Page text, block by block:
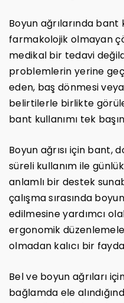
Boyun ağrılarında bant
farmakolojik olmayan
medikal bir tedavi
problemlerin yerine
eden, baş dönmesi
belirtilerle birlikte
bant kullanımı tek
Boyun ağrısı için bant,
süreli kullanım ile
anlamlı bir destek
çalışma sırasında
edilmesine yardımcı
ergonomik
olmadan kalıcı bir
Bel ve boyun ağrıları
bağlamda ele